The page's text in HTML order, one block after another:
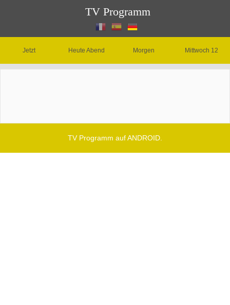
TV Programm
Jetzt Heute Abend Morgen Mittwoch 12
TV Programm auf ANDROID.